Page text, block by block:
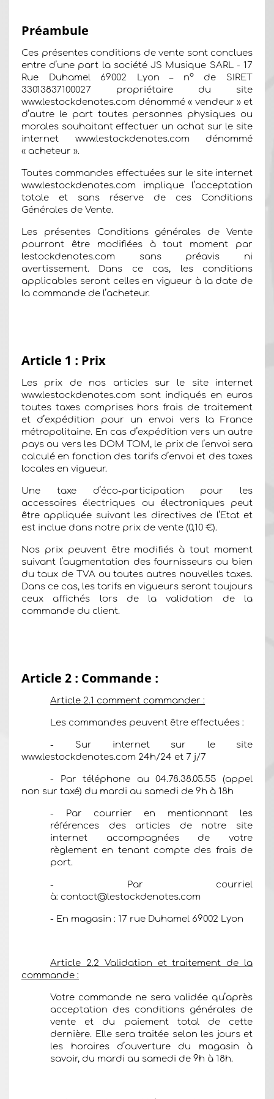
Préambule
Ces présentes conditions de vente sont conclues
entre d’une part la société JS Musique SARL - 17
Rue Duhamel 69002 Lyon – n° de SIRET
33013837100027 propriétaire du site
www.lestockdenotes.com dénommé « vendeur » et
d’autre le part toutes personnes physiques ou
morales souhaitant effectuer un achat sur le site
internet www.lestockdenotes.comdénommé
« acheteur ».
Toutes commandes effectuées sur le site internet
www.lestockdenotes.com implique l’acceptation
totale et sans réserve de ces Conditions
Générales de Vente.
Les présentes Conditions générales de Vente
pourront être modifiées à tout moment par
lestockdenotes.com sans préavis ni
avertissement. Dans ce cas, les conditions
applicables seront celles en vigueur à la date de
la commande de l’acheteur.
Article 1 : Prix
Les prix de nos articles sur le site internet
www.lestockdenotes.com sont indiqués en euros
toutes taxes comprises hors frais de traitement
et d’expédition pour un envoi vers la France
métropolitaine. En cas d’expédition vers un autre
pays ou vers les DOM TOM, le prix de l’envoi sera
calculé en fonction des tarifs d’envoi et des taxes
locales en vigueur.
Une taxe d’éco-participation pour les
accessoires électriques ou électroniques peut
être appliquée suivant les directives de l’Etat et
est inclue dans notre prix de vente (0,10 €).
Nos prix peuvent être modifiés à tout moment
suivant l’augmentation des fournisseurs ou bien
du taux de TVA ou toutes autres nouvelles taxes.
Dans ce cas, les tarifs en vigueurs seront toujours
ceux affichés lors de la validation de la
commande du client.
Article 2 : Commande :
Article 2.1 comment commander :
Les commandes peuvent être effectuées :
- Sur internet sur le site
www.lestockdenotes.com 24h/24 et 7 j/7
- Par téléphone au 04.78.38.05.55 (appel
non sur taxé) du mardi au samedi de 9h à 18h
- Par courrier en mentionnant les
références des articles de notre site
internet accompagnées de votre
règlement en tenant compte des frais de
port.
- Par courriel
à: contact@lestockdenotes.com
- En magasin : 17 rue Duhamel 69002 Lyon
Article 2.2 Validation et traitement de la
commande :
Votre commande ne sera validée qu’après
acceptation des conditions générales de
vente et du paiement total de cette
dernière. Elle sera traitée selon les jours et
les horaires d’ouverture du magasin à
savoir, du mardi au samedi de 9h à 18h.